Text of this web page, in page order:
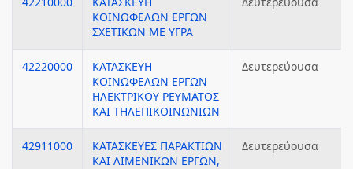
ΚΟΙΝΩΦΕΛΩΝ ΕΡΓΩΝ
ΣΧΕΤΙΚΩΝ ΜΕ ΥΓΡΑ
42220000
ΚΑΤΑΣΚΕΥΗ
ΚΟΙΝΩΦΕΛΩΝ ΕΡΓΩΝ
ΗΛΕΚΤΡΙΚΟΥ ΡΕΥΜΑΤΟΣ
ΚΑΙ ΤΗΛΕΠΙΚΟΙΝΩΝΙΩΝ
Δευτερεύουσα
42911000
ΚΑΤΑΣΚΕΥΕΣ ΠΑΡΑΚΤΙΩΝ
ΚΑΙ ΛΙΜΕΝΙΚΩΝ ΕΡΓΩΝ,
Δευτερεύουσα